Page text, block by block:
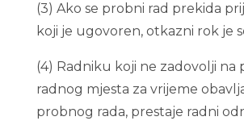
(3) Ako se probni rad prekida
koji je ugovoren, otkazni rok je
(4) Radniku koji ne zadovolji na
radnog mjesta za vrijeme
probnog rada, prestaje radni